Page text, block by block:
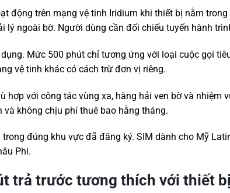
động trên mạng vệ tinh Iridium khi thiết bị nằm
lý ngoài bờ. Người dùng cần đối chiếu tuyến hành
Mức 500 phút chỉ tương ứng với loại cuộc gọi
vệ tinh khác có cách trừ đơn vị riêng.
hợp với công tác vùng xa, hàng hải ven bờ và nhiệm
không chịu phí thuê bao hằng tháng.
đúng khu vực đã đăng ký. SIM dành cho Mỹ
Phi.
trả trước tương thích với thiết